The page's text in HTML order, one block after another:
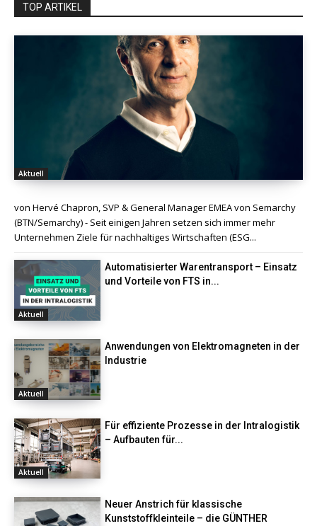
TOP ARTIKEL
Aktuell
von Hervé Chapron, SVP & General Manager EMEA von Semarchy
(BTN/Semarchy) - Seit einigen Jahren setzen sich immer mehr
Unternehmen Ziele für nachhaltiges Wirtschaften (ESG...
Aktuell
Automatisierter Warentransport – Einsatz
und Vorteile von FTS in...
Aktuell
Anwendungen von Elektromagneten in der
Industrie
Aktuell
Für effiziente Prozesse in der Intralogistik
– Aufbauten für...
Neuer Anstrich für klassische
Kunststoffkleinteile – die GÜNTHER